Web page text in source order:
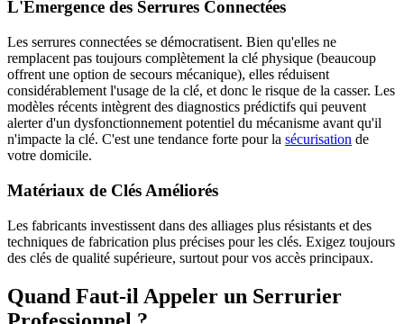
L'Émergence des Serrures Connectées
Les serrures connectées se démocratisent. Bien qu'elles ne
remplacent pas toujours complètement la clé physique (beaucoup
offrent une option de secours mécanique), elles réduisent
considérablement l'usage de la clé, et donc le risque de la casser. Les
modèles récents intègrent des diagnostics prédictifs qui peuvent
alerter d'un dysfonctionnement potentiel du mécanisme avant qu'il
n'impacte la clé. C'est une tendance forte pour la sécurisation de
votre domicile.
Matériaux de Clés Améliorés
Les fabricants investissent dans des alliages plus résistants et des
techniques de fabrication plus précises pour les clés. Exigez toujours
des clés de qualité supérieure, surtout pour vos accès principaux.
Quand Faut-il Appeler un Serrurier